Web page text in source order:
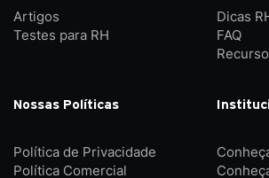
Artigos
Testes para RH
Dicas
FAQ
Nossas Políticas
Política de Privacidade
Política Comercial